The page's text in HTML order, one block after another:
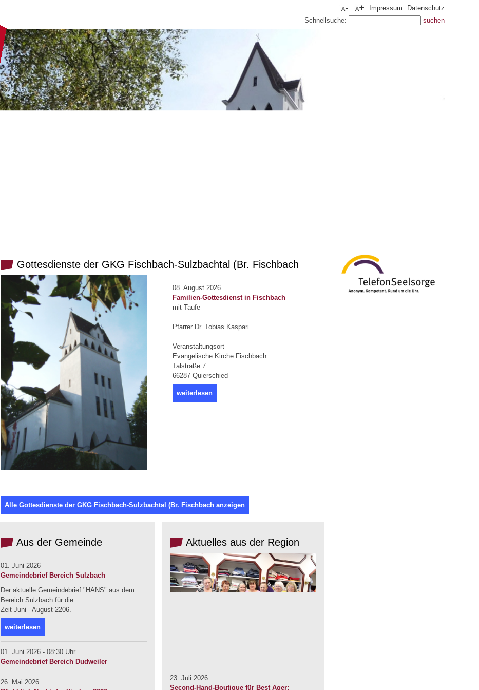
Impressum
Datenschutz
Schnellsuche:
Gottesdienste der GKG Fischbach-Sulzbachtal (Br. Fischbach
08. August 2026
Familien-Gottesdienst in Fischbach
mit Taufe
Pfarrer Dr. Tobias Kaspari
Veranstaltungsort
Evangelische Kirche Fischbach
Talstraße 7
66287 Quierschied
weiterlesen
Alle Gottesdienste der GKG Fischbach-Sulzbachtal (Br. Fischbach anzeigen
Aus der Gemeinde
01. Juni 2026
Gemeindebrief Bereich Sulzbach
Der aktuelle Gemeindebrief "HANS" aus dem
Bereich Sulzbach für die
Zeit Juni - August 2206.
weiterlesen
01. Juni 2026 - 08:30 Uhr
Gemeindebrief Bereich Dudweiler
26. Mai 2026
Aktuelles aus der Region
23. Juli 2026
Second-Hand-Boutique für Best Ager: